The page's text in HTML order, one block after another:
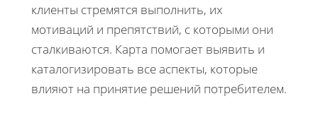
клиенты стремятся выполнить, их
мотиваций и препятствий, с которыми они
сталкиваются. Карта помогает выявить и
каталогизировать все аспекты, которые
влияют на принятие решений потребителем.